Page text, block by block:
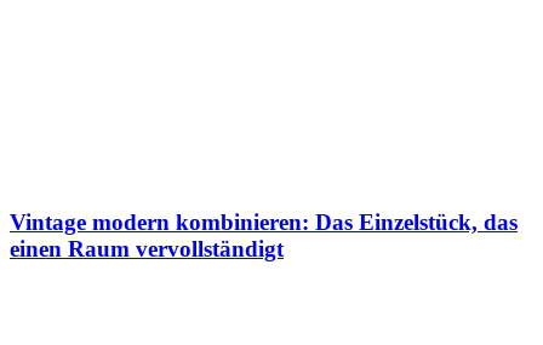
Vintage modern kombinieren: Das Einzelstück, das
einen Raum vervollständigt